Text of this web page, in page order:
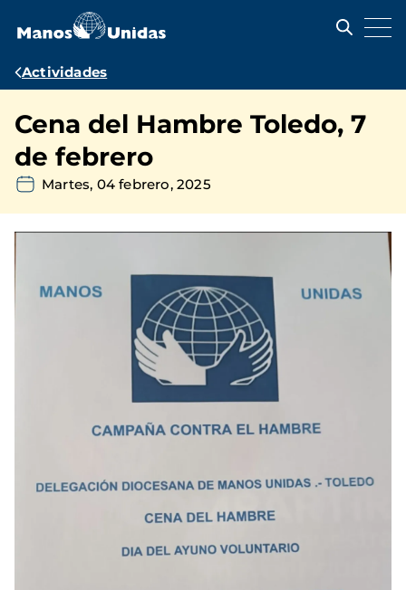
contenido
Ruta
navegación
Actividades
Cena del Hambre Toledo, 7
de febrero
Martes, 04 febrero, 2025